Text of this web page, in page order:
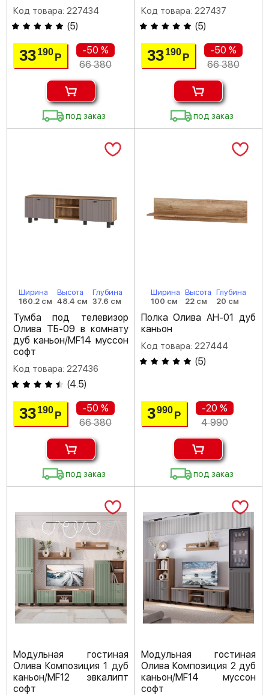
Код товара: 227434
(5)
33190Р
-50 %
66 380
под заказ
Код товара: 227437
(5)
33 190 Р
-50 %
66 380
под заказ
Ширина
160.2 см
Высота
48.4 см
Глубина
37.6 см
Тумба под телевизор
Олива ТБ-09 в комнату
дуб каньон/MF14 муссон
софт
Код товара: 227436
(4.5)
33190Р
-50 %
66 380
под заказ
Ширина
100 см
Высота
22 см
Глубина
20 см
Полка Олива АН-01 дуб
каньон
Код товара: 227444
(5)
3990 Р
-20 %
4 990
под заказ
Модульная гостиная
Олива Композиция 1 дуб
каньон/MF12 эвкалипт
софт
Модульная гостиная
Олива Композиция 2 дуб
каньон/MF14 муссон
софт